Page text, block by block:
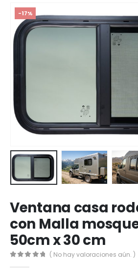
-17%
Ventana casa
con Malla
50cm x 30 cm
( No hay valoraciones aún. )